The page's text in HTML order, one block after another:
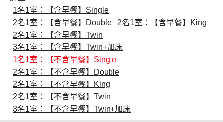
創造旅遊
1名1室：【含早餐】Single
2名1室：【含早餐】Double
2名1室：【含早餐】King
2名1室：【含早餐】Twin
3名1室：【含早餐】Twin+加床
1名1室：【不含早餐】Single
2名1室：【不含早餐】Double
2名1室：【不含早餐】King
2名1室：【不含早餐】Twin
3名1室：【不含早餐】Twin+加床